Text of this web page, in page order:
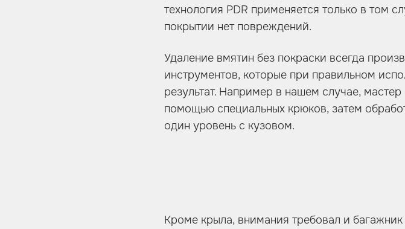
технология PDR применяется только в том
покрытии нет повреждений.
Удаление вмятин без покраски всегда
инструментов, которые при правильном
результат. Например в нашем случае,
помощью специальных крюков, затем
один уровень с кузовом.
Кроме крыла, внимания требовал и